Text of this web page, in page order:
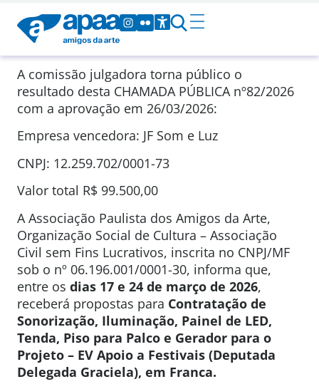
A comissão julgadora torna público o
resultado desta CHAMADA PÚBLICA nº82/2026
com a aprovação em 26/03/2026:
Empresa vencedora: JF Som e Luz
CNPJ: 12.259.702/0001-73
Valor total R$ 99.500,00
A Associação Paulista dos Amigos da Arte,
Organização Social de Cultura – Associação
Civil sem Fins Lucrativos, inscrita no CNPJ/MF
sob o nº 06.196.001/0001-30, informa que,
entre os dias 17 e 24 de março de 2026,
receberá propostas para Contratação de
Sonorização, Iluminação, Painel de LED,
Tenda, Piso para Palco e Gerador para o
Projeto – EV Apoio a Festivais (Deputada
Delegada Graciela), em Franca.